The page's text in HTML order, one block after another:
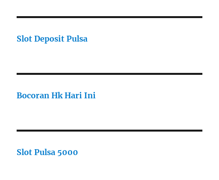
Slot Deposit Pulsa
Bocoran Hk Hari Ini
Slot Pulsa 5000